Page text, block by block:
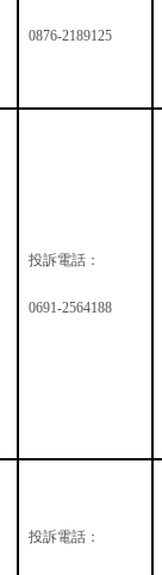
0876-2189125
投訴電話：
0691-2564188
投訴電話：